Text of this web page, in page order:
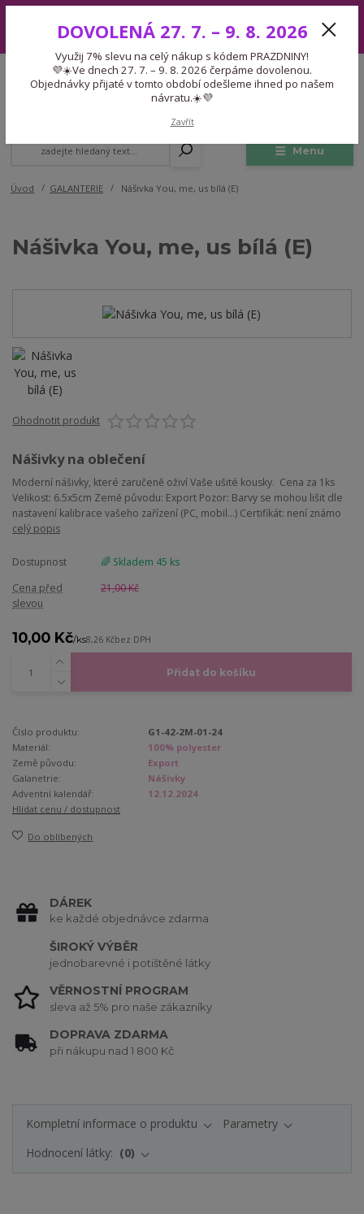
7. – 9. 8. 2026 čerpáme dovolenou. Objednávky přijaté v tomto období
odešleme ihned po našem návratu.☀️💜
Menu
CZK
Expedice 775 866 913
Po-Čt 9-15:30 Pá 9-14:30 Pauza 13-13:45
Úvod GALANTERIE Nášivka You, me, us bílá (E)
Nášivka You, me, us bílá (E)
Ohodnotit produkt
Nášivky na oblečení
Moderní nášivky, které zaručeně oživí Vaše ušité kousky. Cena za 1ks
Velikost: 6.5x5cm Země původu: Export Pozor: Barvy se mohou lišit dle
nastavení kalibrace vašeho zařízení (PC, mobil...) Certifikát: není známo
celý popis
Dostupnost
🌈 Skladem 45 ks
Cena před
slevou
21,00 Kč
10,00 Kč/ks8,26 Kčbez DPH
Přidat do košíku
Číslo produktu:
G1-42-2M-01-24
Materiál:
100% polyester
Země původu:
Export
Galanetrie:
Nášivky
Adventní kalendář:
12.12.2024
Hlídat cenu / dostupnost
Do oblíbených
DÁREK
ke každé objednávce zdarma
ŠIROKÝ VÝBĚR
jednobarevné i potištěné látky
VĚRNOSTNÍ PROGRAM
sleva až 5% pro naše zákazníky
DOPRAVA ZDARMA
při nákupu nad 1 800 Kč
Kompletní informace o produktu
Parametry
Hodnocení látky:
0
DOVOLENÁ 27. 7. – 9. 8. 2026
Využij 7% slevu na celý nákup s kódem PRAZDNINY!
💜☀️Ve dnech 27. 7. – 9. 8. 2026 čerpáme dovolenou.
Objednávky přijaté v tomto období odešleme ihned po našem
návratu.☀️💜
Zavřít